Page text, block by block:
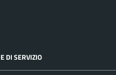
DI SERVIZIO